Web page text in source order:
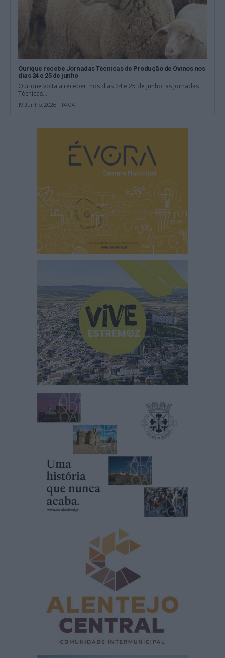
Ourique recebe Jornadas Técnicas de Produção de Ovinos nos
dias 24 e 25 de junho
Ourique volta a receber, nos dias 24 e 25 de junho, as Jornadas
Técnicas...
19 Junho, 2026 - 14:04